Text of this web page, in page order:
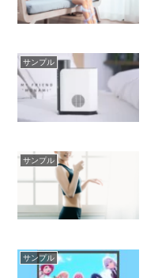
サンプル
サンプル
サンプル